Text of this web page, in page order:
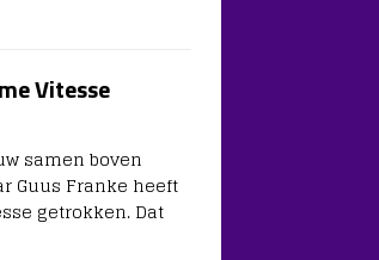
Vitesse
samen boven
Guus Franke heeft
getrokken. Dat